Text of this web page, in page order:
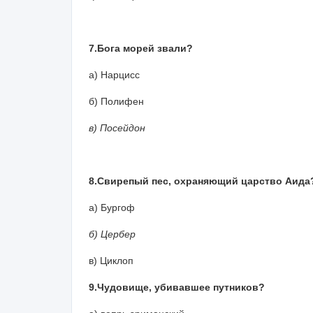
7.Бога морей звали?
а) Нарцисс
б) Полифен
в) Посейдон
8.Свирепый пес, охраняющий царство
а) Бургоф
б) Цербер
в) Циклоп
9.Чудовище, убивавшее путников?